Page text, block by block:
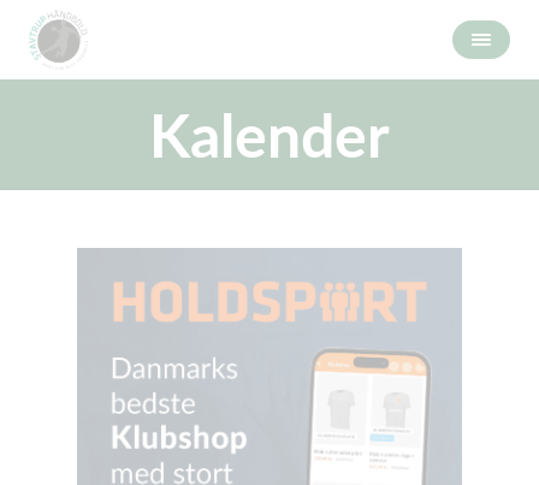
Kalender